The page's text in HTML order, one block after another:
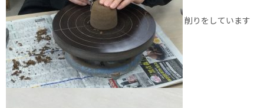
削りをしています